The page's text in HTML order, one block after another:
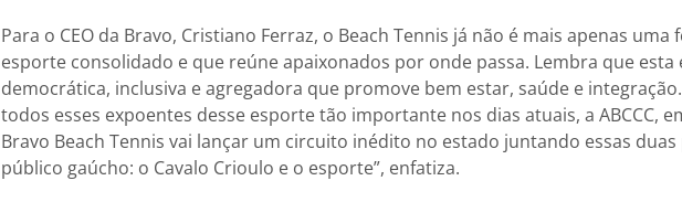
Para o CEO da Bravo, Cristiano Ferraz, o Beach Tennis já não é mais apenas uma
esporte consolidado e que reúne apaixonados por onde passa. Lembra que esta
democrática, inclusiva e agregadora que promove bem estar, saúde e
todos esses expoentes desse esporte tão importante nos dias atuais, a ABCCC,
Bravo Beach Tennis vai lançar um circuito inédito no estado juntando essas duas
público gaúcho: o Cavalo Crioulo e o esporte”, enfatiza.